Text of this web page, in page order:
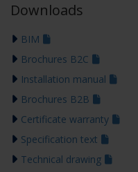
Downloads
BIM
Brochures B2C
Installation manual
Brochures B2B
Certificate warranty
Specification text
Technical drawing